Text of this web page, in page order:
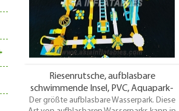
den schwimmenden Wasserspielplatz
lieben.
Riesenrutsche, aufblasbare
schwimmende Insel, PVC, Aquapark-
Spielzeug für Erwachsene, für den
Der größte aufblasbare Wasserpark. Diese